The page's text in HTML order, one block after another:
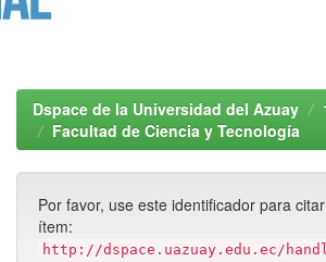
Dspace de la Universidad del Azuay
Facultad de Ciencia y Tecnología
Por favor, use este identificador para
ítem:
http://dspace.uazuay.edu.ec/